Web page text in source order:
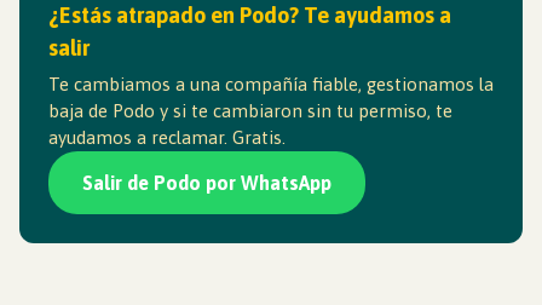
¿Estás atrapado en Podo? Te ayudamos a
salir
Te cambiamos a una compañía fiable, gestionamos la
baja de Podo y si te cambiaron sin tu permiso, te
ayudamos a reclamar. Gratis.
Salir de Podo por WhatsApp